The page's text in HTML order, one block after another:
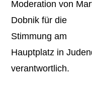
Moderation von
Dobnik für die
Stimmung am
Hauptplatz in
verantwortlich.